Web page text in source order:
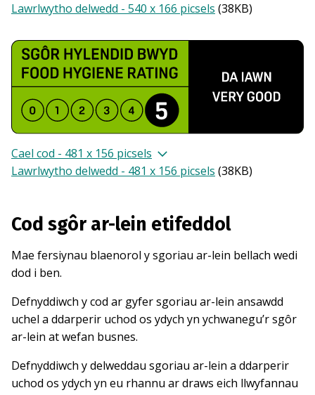
Lawrlwytho delwedd - 540 x 166 picsels (38KB)
Cael cod - 481 x 156 picsels
Lawrlwytho delwedd - 481 x 156 picsels (38KB)
Cod sgôr ar-lein etifeddol
Mae fersiynau blaenorol y sgoriau ar-lein bellach wedi
dod i ben.
Defnyddiwch y cod ar gyfer sgoriau ar-lein ansawdd
uchel a ddarperir uchod os ydych yn ychwanegu’r sgôr
ar-lein at wefan busnes.
Defnyddiwch y delweddau sgoriau ar-lein a ddarperir
uchod os ydych yn eu rhannu ar draws eich llwyfannau